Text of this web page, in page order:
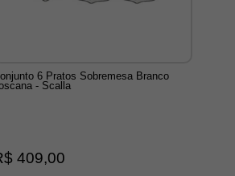
6 Pratos Sobremesa Branco
- Scalla
409,00